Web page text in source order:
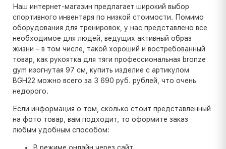
Наш интернет-магазин предлагает широкий выбор
спортивного инвентаря по низкой стоимости. Помимо
оборудования для тренировок, у нас представлено все
необходимое для людей, ведущих активный образ
жизни – в том числе, такой хороший и востребованный
товар, как рукоятка для тяги профессиональная bronze
gym изогнутая 97 см, купить изделие с артикулом
BGH22 можно всего за 3 690 руб. рублей, что очень
недорого.
Если информация о том, сколько стоит представленный
на фото товар, вам подходит, то оформите заказ
любым удобным способом:
В режиме онлайн через сайт